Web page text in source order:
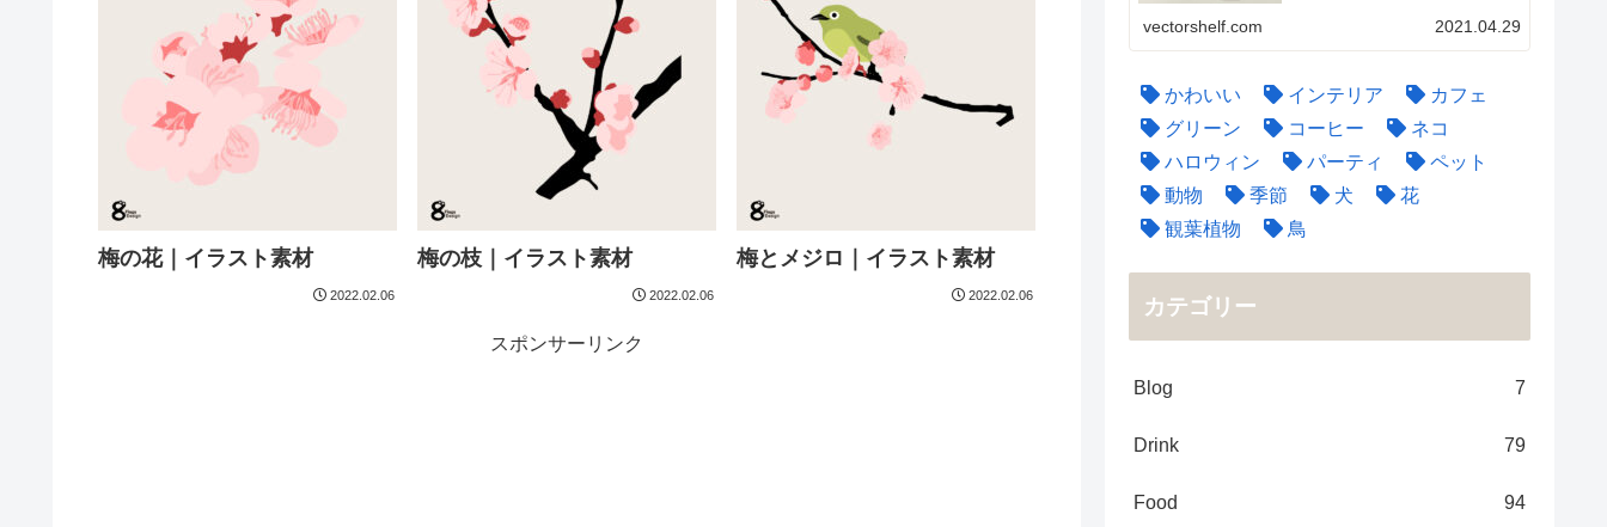
梅の花｜イラスト素材
2022.02.06
梅の枝｜イラスト素材
2022.02.06
梅とメジロ｜イラスト素材
2022.02.06
スポンサーリンク
vectorshelf.com 2021.04.29
かわいい インテリア
カフェ
グリーン
コーヒー
ネコ
ハロウィン
パーティ
ペット
動物
季節 犬
花
観葉植物
鳥
カテゴリー
Blog 7
Drink 79
Food 94